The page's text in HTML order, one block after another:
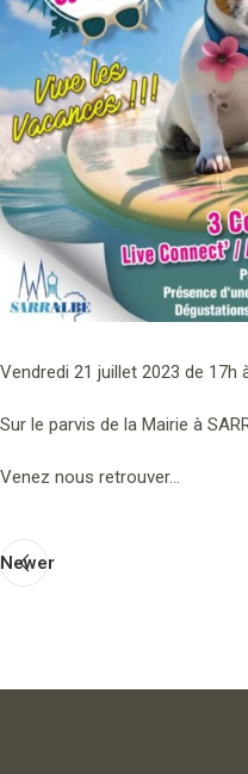
Vendredi 21 juillet 2023 de 17h
Sur le parvis de la Mairie à
Venez nous retrouver…
Newer